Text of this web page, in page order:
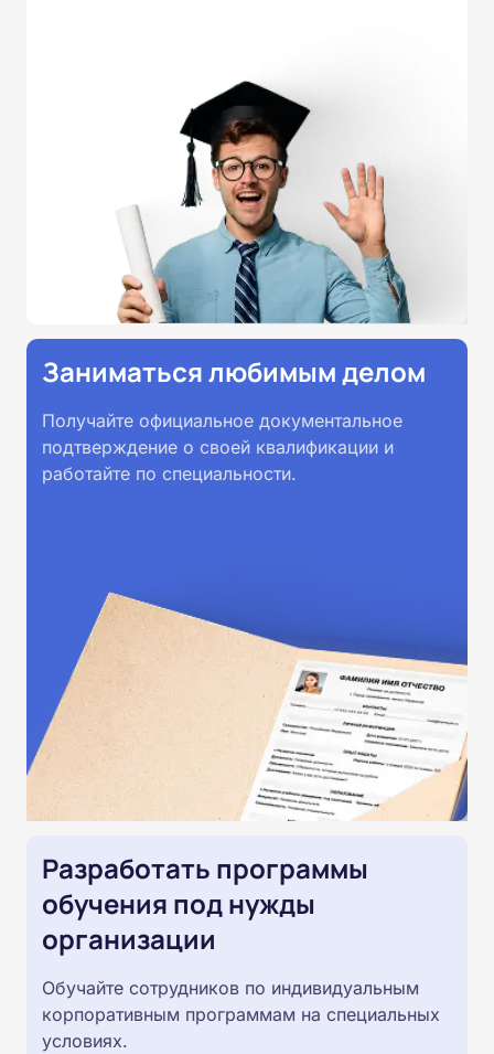
принимаются работодателями по
всей России.
Заниматься любимым делом
Получайте официальное документальное
подтверждение о своей квалификации и
работайте по специальности.
Разработать программы
обучения под нужды
организации
Обучайте сотрудников по индивидуальным
корпоративным программам на специальных
условиях.